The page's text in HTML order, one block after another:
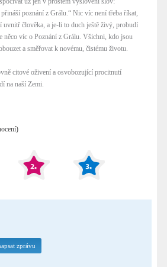
přináší poznání z Grálu.“ Nic víc není třeba říkat,
uvnitř člověka, a je-li to duch ještě živý, probudí
něco víc o Poznání z Grálu. Všichni, kdo jsou
a směřovat k novému, čistému životu.
citové oživení a osvobozující procitnutí
na naší Zemi.
zprávu